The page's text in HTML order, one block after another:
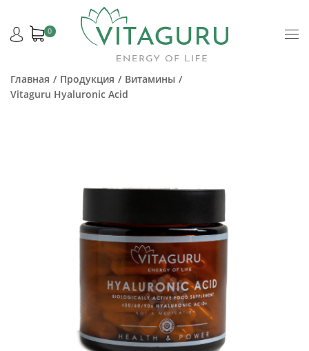
0
Главная Продукция
Витамины
Vitaguru Hyaluronic Acid